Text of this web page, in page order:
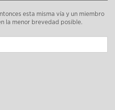
esta misma vía y un miembro
la menor brevedad posible.